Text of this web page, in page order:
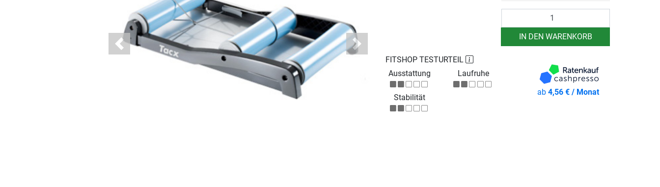
Previous Next
IN DEN WARENKORB
FITSHOP TESTURTEIL
Ausstattung
Laufruhe
Stabilität
ab4,56 € / Monat